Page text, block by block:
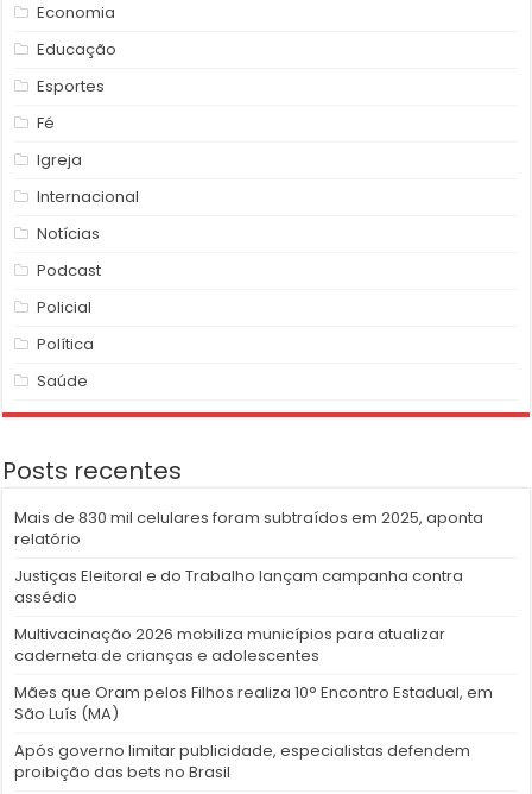
Economia
Educação
Esportes
Fé
Igreja
Internacional
Notícias
Podcast
Policial
Política
Saúde
Posts recentes
Mais de 830 mil celulares foram subtraídos em 2025, aponta
relatório
Justiças Eleitoral e do Trabalho lançam campanha contra
assédio
Multivacinação 2026 mobiliza municípios para atualizar
caderneta de crianças e adolescentes
Mães que Oram pelos Filhos realiza 10° Encontro Estadual, em
São Luís (MA)
Após governo limitar publicidade, especialistas defendem
proibição das bets no Brasil